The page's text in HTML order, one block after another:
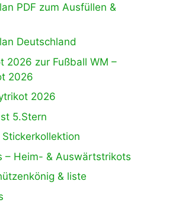
PDF zum Ausfüllen &
Deutschland
2026 zur Fußball WM –
2026
2026
5.Stern
– Heim- & Auswärtstrikots
& liste